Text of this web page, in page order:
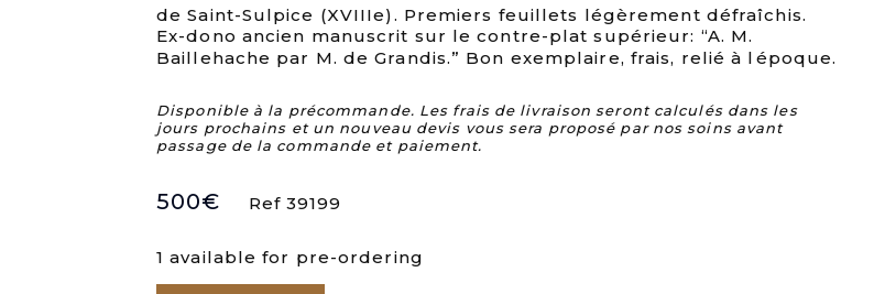
de Saint-Sulpice (XVIIIe). Premiers feuillets légèrement défraîchis.
Ex-dono ancien manuscrit sur le contre-plat supérieur: “A. M.
Baillehache par M. de Grandis.” Bon exemplaire, frais, relié à lépoque.
Disponible à la précommande. Les frais de livraison seront calculés dans les
jours prochains et un nouveau devis vous sera proposé par nos soins avant
passage de la commande et paiement.
500€ Ref 39199
1 available for pre-ordering